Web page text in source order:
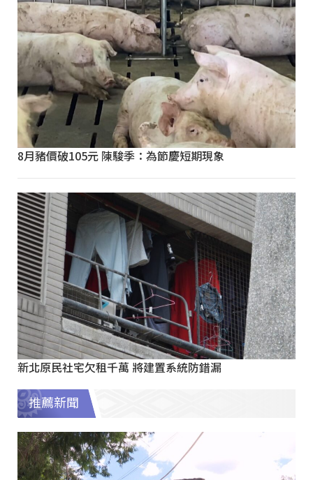
8月豬價破105元 陳駿季：為節慶短期現象
新北原民社宅欠租千萬 將建置系統防錯漏
推薦新聞